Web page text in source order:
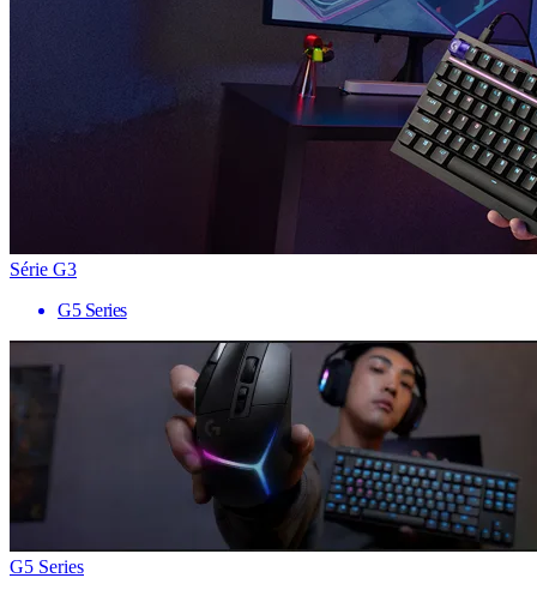
Série G3
G5 Series
G5 Series